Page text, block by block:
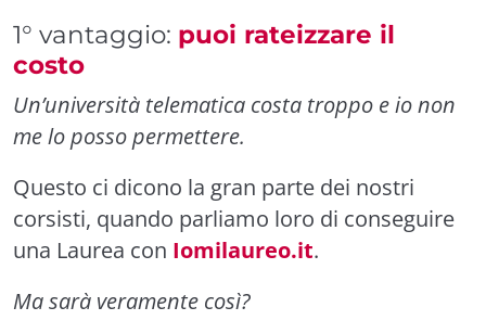
1° vantaggio: puoi rateizzare il
costo
Un’università telematica costa troppo e io non
me lo posso permettere.
Questo ci dicono la gran parte dei nostri
corsisti, quando parliamo loro di conseguire
una Laurea con Iomilaureo.it.
Ma sarà veramente così?